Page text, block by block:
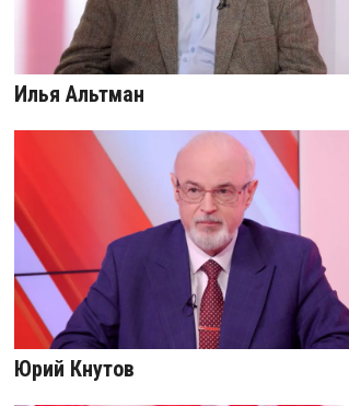
Илья Альтман
Юрий Кнутов